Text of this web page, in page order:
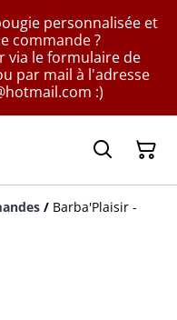
personnalisée et
commande ?
via le formulaire de
par mail à l'adresse
:)
/ Barba'Plaisir -